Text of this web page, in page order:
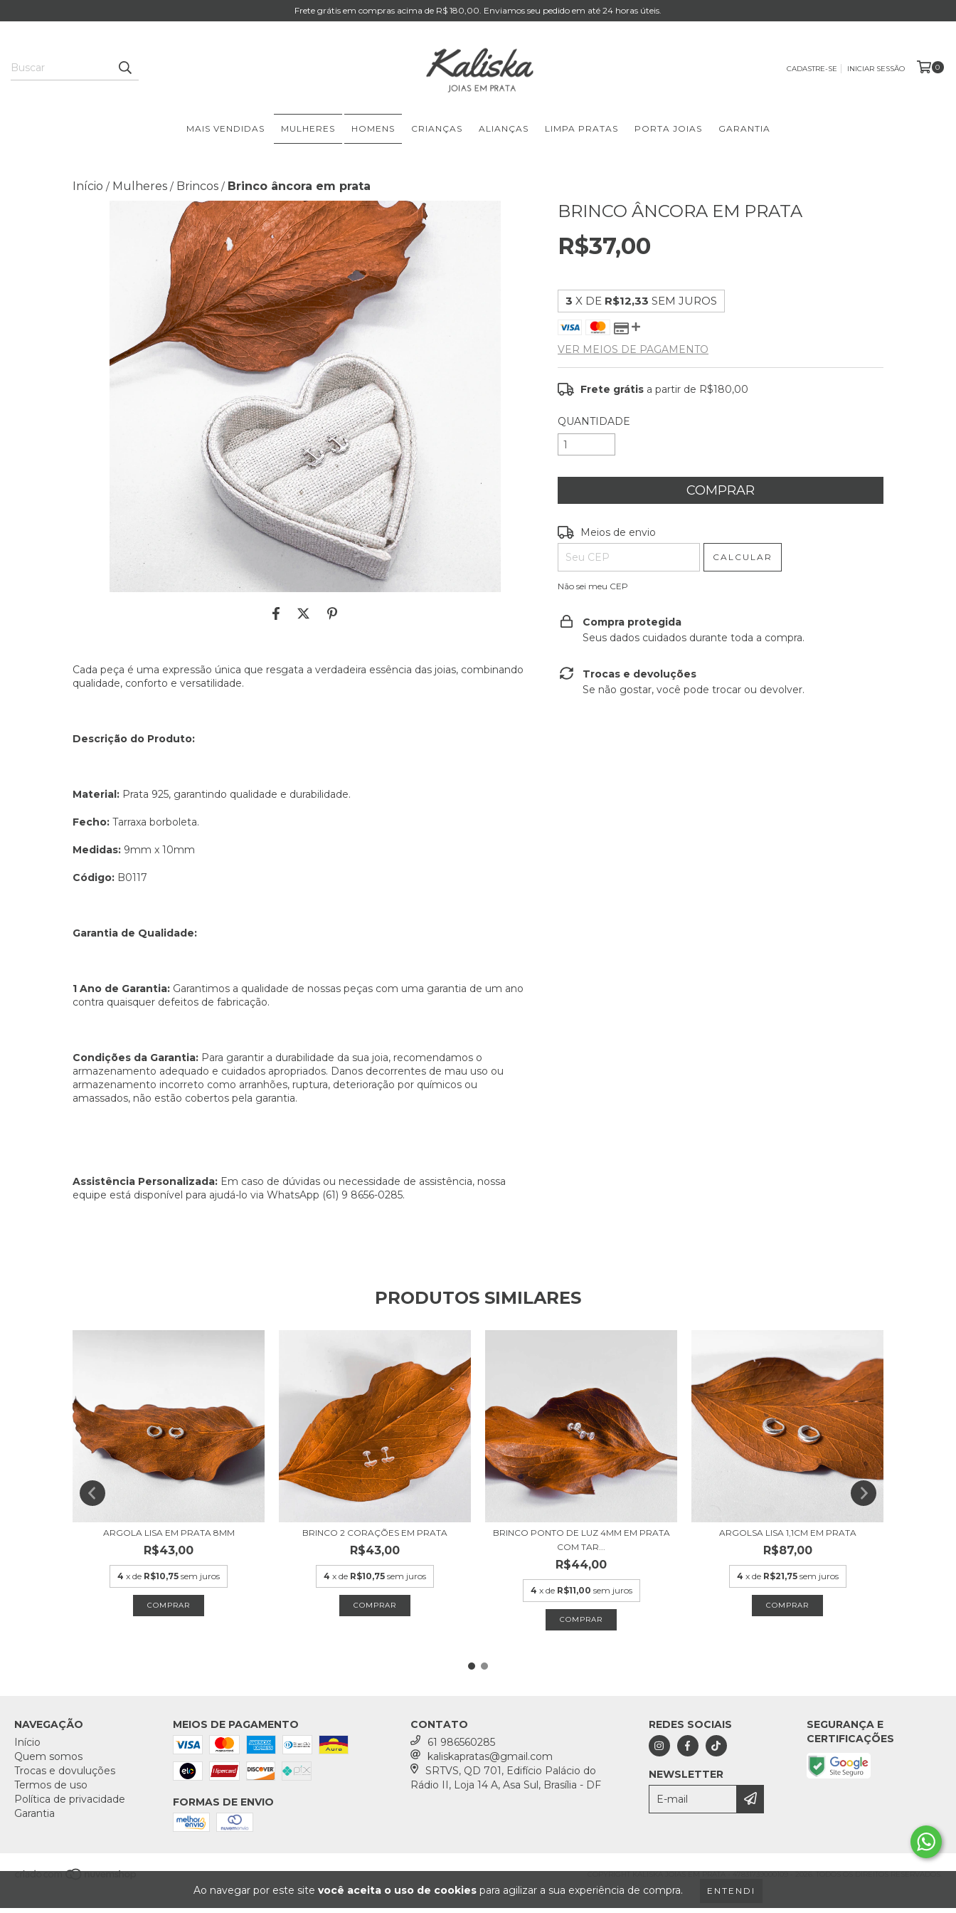
Ao navegar por este site você aceita o uso de cookies para agilizar a sua experiência de compra. ENTENDI
Frete grátis em compras acima de R$ 180,00. Enviamos seu pedido em até 24 horas úteis.
CADASTRE-SE INICIAR SESSÃO 0
MAIS VENDIDAS MULHERES HOMENS CRIANÇAS ALIANÇAS LIMPA PRATAS PORTA JOIAS GARANTIA
Início / Mulheres / Brincos / Brinco âncora em prata
Cada peça é uma expressão única que resgata a verdadeira essência das joias, combinando
qualidade, conforto e versatilidade.
Descrição do Produto:
Material: Prata 925, garantindo qualidade e durabilidade.
Fecho: Tarraxa borboleta.
Medidas: 9mm x 10mm
Código: B0117
Garantia de Qualidade:
1 Ano de Garantia: Garantimos a qualidade de nossas peças com uma garantia de um ano
contra quaisquer defeitos de fabricação.
Condições da Garantia: Para garantir a durabilidade da sua joia, recomendamos o
armazenamento adequado e cuidados apropriados. Danos decorrentes de mau uso ou
armazenamento incorreto como arranhões, ruptura, deterioração por químicos ou
amassados, não estão cobertos pela garantia.
Assistência Personalizada: Em caso de dúvidas ou necessidade de assistência, nossa
equipe está disponível para ajudá-lo via WhatsApp (61) 9 8656-0285.
BRINCO ÂNCORA EM PRATA
R$37,00
3 X DE R$12,33 SEM JUROS
VER MEIOS DE PAGAMENTO
Frete grátis a partir de R$180,00
QUANTIDADE
Entregas para o CEP:
Meios de envio
CALCULAR
Não sei meu CEP
Compra protegida
Seus dados cuidados durante toda a compra.
Trocas e devoluções
Se não gostar, você pode trocar ou devolver.
PRODUTOS SIMILARES
ARGOLA LISA EM PRATA 8MM
R$43,00
4 x de R$10,75 sem juros
BRINCO 2 CORAÇÕES EM PRATA
R$43,00
4 x de R$10,75 sem juros
BRINCO PONTO DE LUZ 4MM EM PRATA
COM TAR...
R$44,00
4 x de R$11,00 sem juros
ARGOLSA LISA 1,1CM EM PRATA
R$87,00
4 x de R$21,75 sem juros
NAVEGAÇÃO
Início
Quem somos
Trocas e dovuluções
Termos de uso
Política de privacidade
Garantia
MEIOS DE PAGAMENTO
FORMAS DE ENVIO
CONTATO
61 986560285
kaliskapratas@gmail.com
SRTVS, QD 701, Edifício Palácio do
Rádio II, Loja 14 A, Asa Sul, Brasília - DF
REDES SOCIAIS
NEWSLETTER
SEGURANÇA E
CERTIFICAÇÕES
COPYRIGHT KALISKA JOIAS EM PRATA - 47831739000109 - 2026. TODOS OS DIREITOS RESERVADOS.